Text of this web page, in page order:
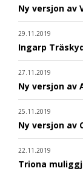
Ny versjon av
29.11.2019
Ingarp
27.11.2019
Ny versjon av
25.11.2019
Ny versjon av
22.11.2019
Triona